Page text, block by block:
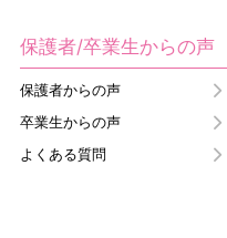
保護者/卒業生からの声
保護者からの声
卒業生からの声
よくある質問